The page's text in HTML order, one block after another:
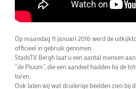
Op maandag 11 januari 2016 werd de
officieel in gebruik genomen.
StadsTV Bergh laat u een aantal mensen
“de Pluum”, die een aandeel hadden bij de
toren.
Ook laten wij wat druilerige beelden zien bij